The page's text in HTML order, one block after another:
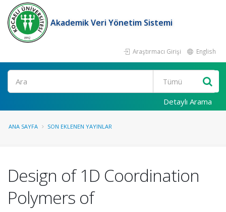
Akademik Veri Yönetim Sistemi
Araştırmacı Girişi English
Ara
Detaylı Arama
ANA SAYFA SON EKLENEN YAYINLAR
Design of 1D Coordination
Polymers of